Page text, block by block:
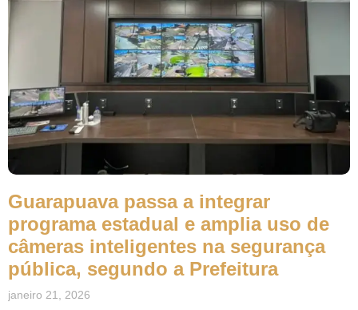
Guarapuava passa a integrar
programa estadual e amplia uso de
câmeras inteligentes na segurança
pública, segundo a Prefeitura
janeiro 21, 2026